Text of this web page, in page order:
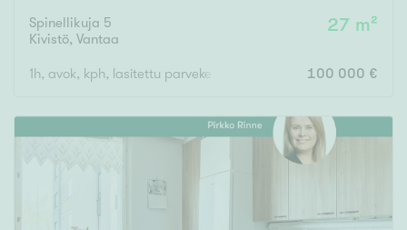
Asuinpinta-ala Kokonaispinta-ala
m²
Rakennusvuosi
Spinellikuja 5
Kivistö, Vantaa
27 m²
1h, avok, kph, lasitettu parveke 100 000 €